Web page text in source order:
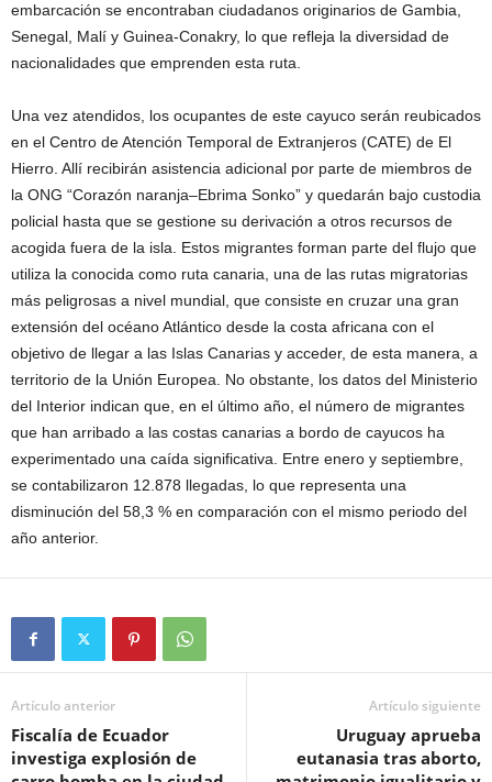
embarcación se encontraban ciudadanos originarios de Gambia,
Senegal, Malí y Guinea-Conakry, lo que refleja la diversidad de
nacionalidades que emprenden esta ruta.
Una vez atendidos, los ocupantes de este cayuco serán reubicados
en el Centro de Atención Temporal de Extranjeros (CATE) de El
Hierro. Allí recibirán asistencia adicional por parte de miembros de
la ONG “Corazón naranja–Ebrima Sonko” y quedarán bajo custodia
policial hasta que se gestione su derivación a otros recursos de
acogida fuera de la isla. Estos migrantes forman parte del flujo que
utiliza la conocida como ruta canaria, una de las rutas migratorias
más peligrosas a nivel mundial, que consiste en cruzar una gran
extensión del océano Atlántico desde la costa africana con el
objetivo de llegar a las Islas Canarias y acceder, de esta manera, a
territorio de la Unión Europea. No obstante, los datos del Ministerio
del Interior indican que, en el último año, el número de migrantes
que han arribado a las costas canarias a bordo de cayucos ha
experimentado una caída significativa. Entre enero y septiembre,
se contabilizaron 12.878 llegadas, lo que representa una
disminución del 58,3 % en comparación con el mismo periodo del
año anterior.
Artículo anterior
Fiscalía de Ecuador
investiga explosión de
Artículo siguiente
Uruguay aprueba
eutanasia tras aborto,